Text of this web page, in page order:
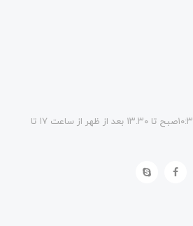
شنبه تا پنجشنبه، از ساعت ۱۰:۳۰صبح تا ۱۳.۳۰ بعد از ظهر از ساعت ۱۷ تا